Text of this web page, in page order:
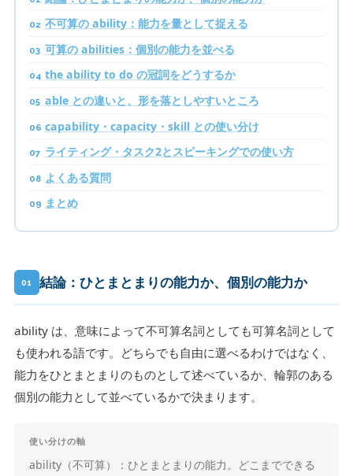
不可算の ability：能力を量として捉える
可算の abilities：個別の能力を並べる
the ability to do の冠詞をどうするか
able との違いと、形を落としやすいところ
capability・capacity・skill との使い分け
ライティング・タスク2とスピーキングでの使い方
よくある質問
まとめ
01 結論：ひとまとまりの能力か、個別の能力か
ability は、意味によって不可算名詞としても可算名詞として
も使われる語です。どちらでも自由に選べるわけではなく、
能力をひとまとまりのものとして述べているか、輪郭のある
個別の能力として並べているかで決まります。
使い分けの軸
ability（不可算）：ひとまとまりの能力。どこまでできる